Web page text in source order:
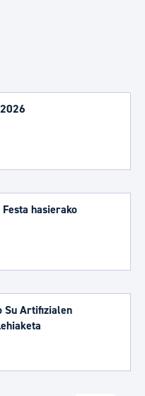
hasierako
Su Artifizialen